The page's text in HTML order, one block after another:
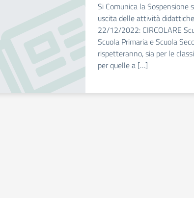
Si Comunica la Sospensione
uscita delle attività
22/12/2022: CIRCOLARE
Scuola Primaria e Scuola
rispetteranno, sia per le
per quelle a […]